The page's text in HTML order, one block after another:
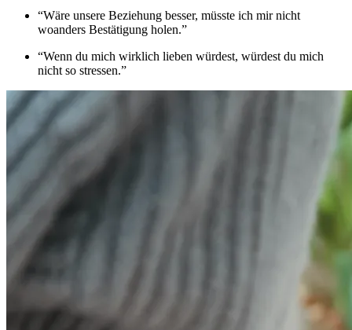
“Wäre unsere Beziehung besser, müsste ich mir nicht
woanders Bestätigung holen.”
“Wenn du mich wirklich lieben würdest, würdest du mich
nicht so stressen.”